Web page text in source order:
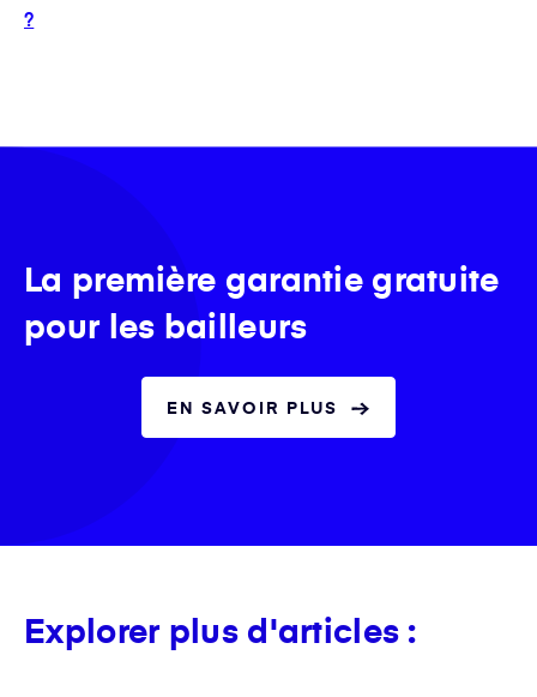
?
La première garantie gratuite
pour les bailleurs
EN SAVOIR PLUS
Explorer plus d'articles :